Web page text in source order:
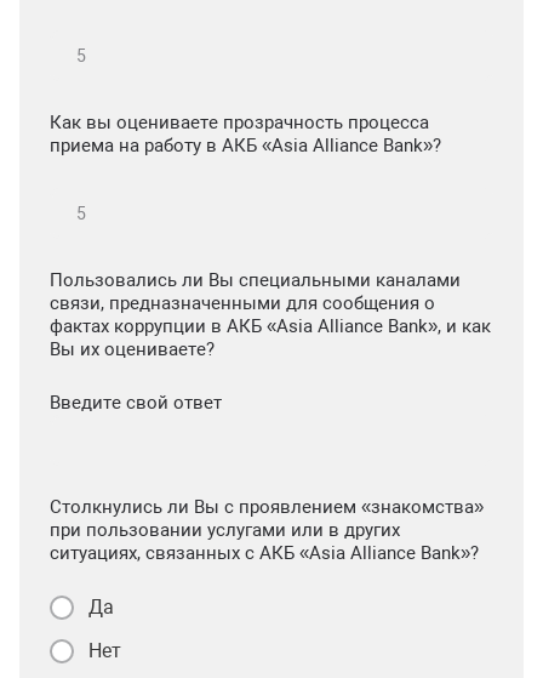
Как вы оцениваете прозрачность процесса
приема на работу в АКБ «Asia Alliance Bank»?
Пользовались ли Вы специальными каналами
связи, предназначенными для сообщения о
фактах коррупции в АКБ «Asia Alliance Bank», и как
Вы их оцениваете?
Введите свой ответ
Столкнулись ли Вы с проявлением «знакомства»
при пользовании услугами или в других
ситуациях, связанных с АКБ «Asia Alliance Bank»?
Да
Нет